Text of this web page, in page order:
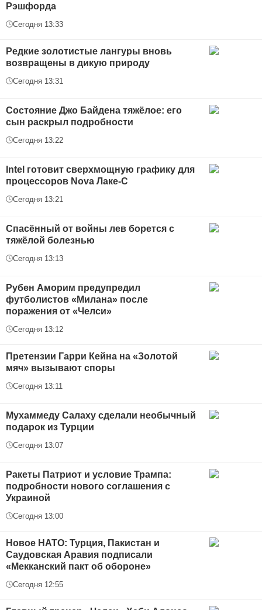
Рэшфорда
Сегодня 13:33
Редкие золотистые лангуры вновь
возвращены в дикую природу
Сегодня 13:31
Состояние Джо Байдена тяжёлое: его
сын раскрыл подробности
Сегодня 13:22
Intel готовит сверхмощную графику для
процессоров Nova Лаке-С
Сегодня 13:21
Спасённый от войны лев борется с
тяжёлой болезнью
Сегодня 13:13
Рубен Аморим предупредил
футболистов «Милана» после
поражения от «Челси»
Сегодня 13:12
Претензии Гарри Кейна на «Золотой
мяч» вызывают споры
Сегодня 13:11
Мухаммеду Салаху сделали необычный
подарок из Турции
Сегодня 13:07
Ракеты Патриот и условие Трампа:
подробности нового соглашения с
Украиной
Сегодня 13:00
Новое НАТО: Турция, Пакистан и
Саудовская Аравия подписали
«Мекканский пакт об обороне»
Сегодня 12:55